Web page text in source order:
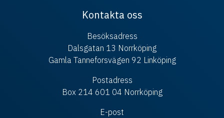
Kontakta oss
Besöksadress
Dalsgatan 13 Norrköping
Gamla Tanneforsvägen 92 Linköping
Postadress
Box 214 601 04 Norrköping
E-post